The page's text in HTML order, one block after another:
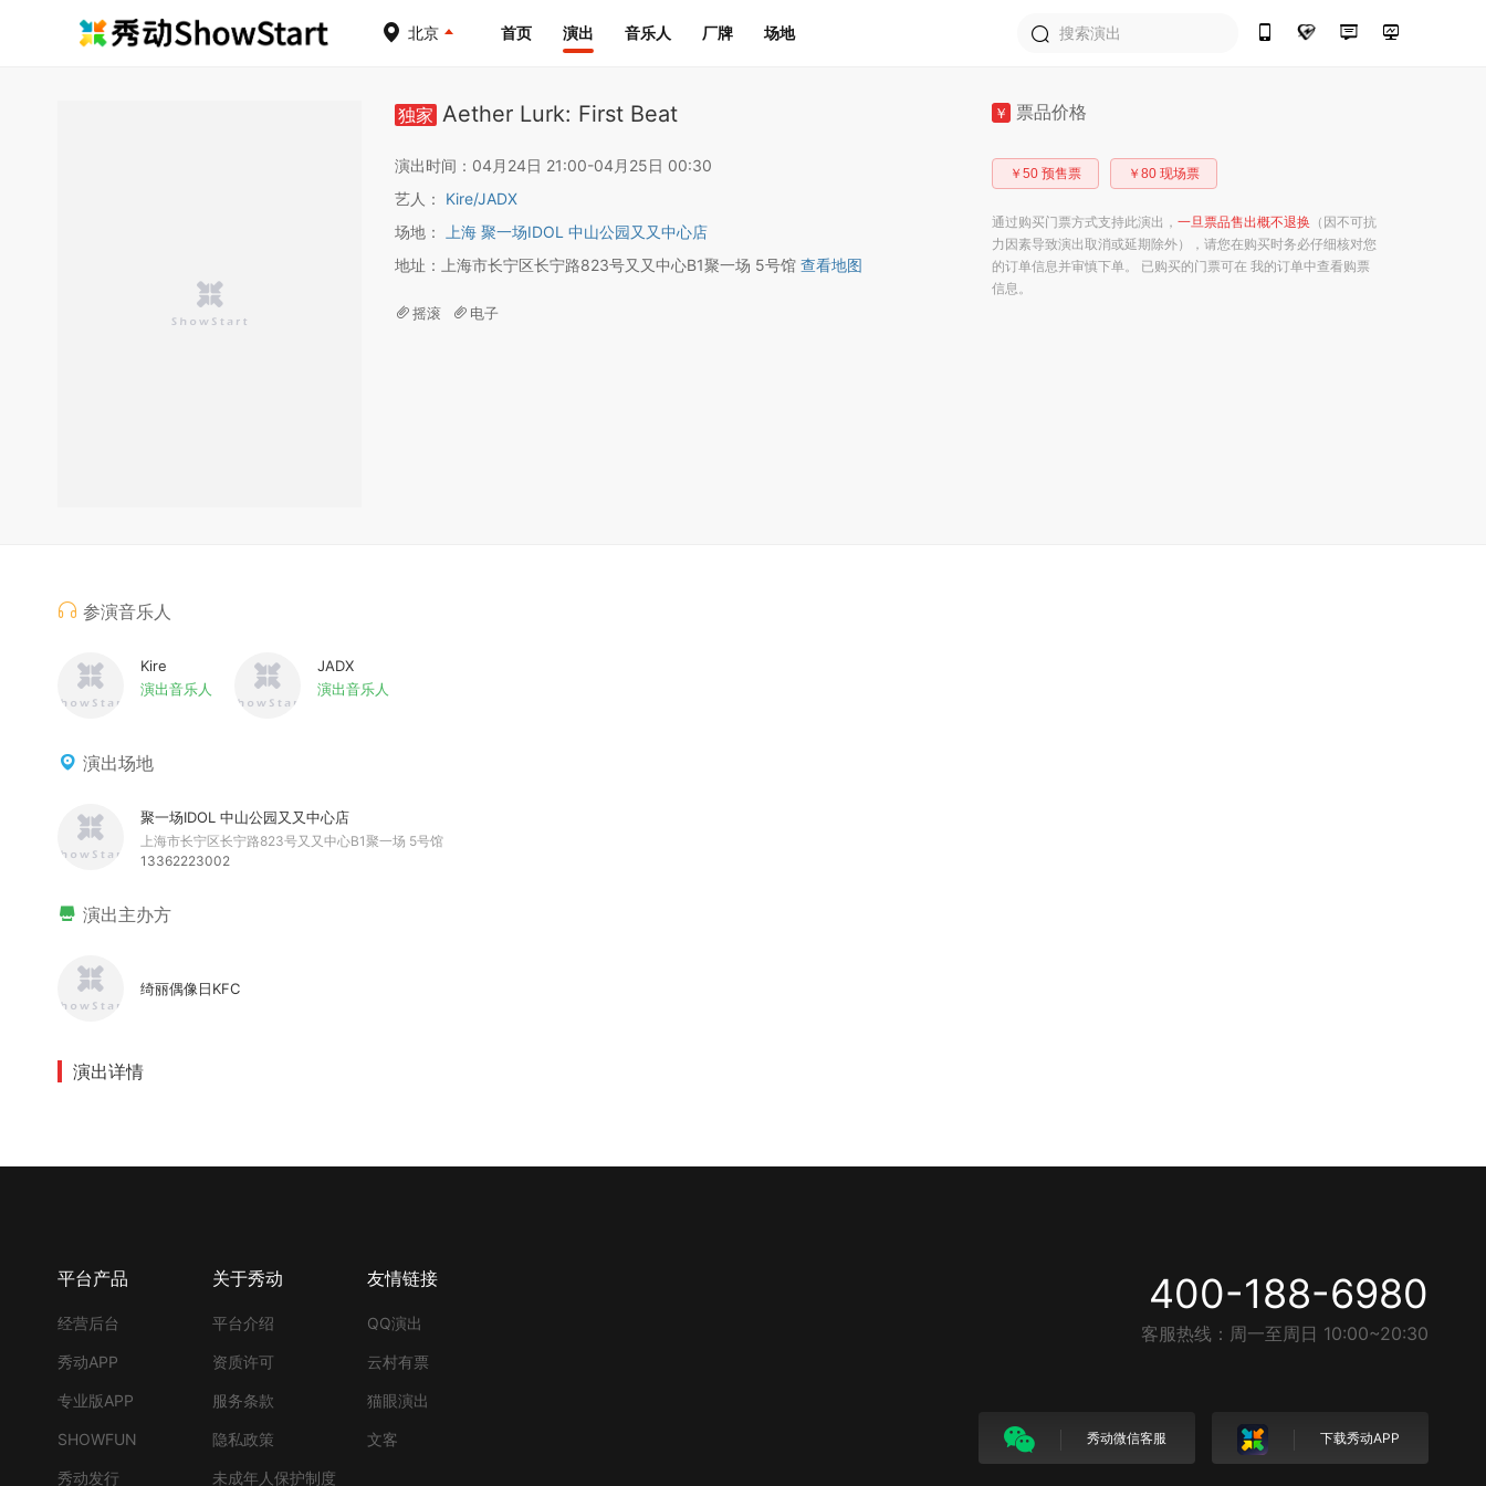
北京 首页 演出 音乐人 厂牌 场地
独家 Aether Lurk: First Beat
演出时间：04月24日 21:00-04月25日 00:30
艺人： Kire/JADX
场地：
上海 聚一场IDOL 中山公园又又中心店
地址：上海市长宁区长宁路823号又又中心B1聚一场 5号馆 查看地图
摇滚 电子
￥ 票品价格
￥50 预售票 ￥80 现场票
通过购买门票方式支持此演出， 一旦票品售出概不退换 （因不可抗
力因素导致演出取消或延期除外），请您在购买时务必仔细核对您
的订单信息并审慎下单。 已购买的门票可在 我的订单中查看购票
信息。
参演音乐人
Kire
演出音乐人
JADX
演出音乐人
演出场地
聚一场IDOL 中山公园又又中心店
上海市长宁区长宁路823号又又中心B1聚一场 5号馆
13362223002
演出主办方
绮丽偶像日KFC
演出详情
平台产品
经营后台
秀动APP
专业版APP
SHOWFUN
秀动发行
关于秀动
平台介绍
资质许可
服务条款
隐私政策
未成年人保护制度
友情链接
QQ演出
云村有票
猫眼演出
文客
400-188-6980
客服热线：周一至周日 10:00~20:30
秀动微信客服 下载秀动APP